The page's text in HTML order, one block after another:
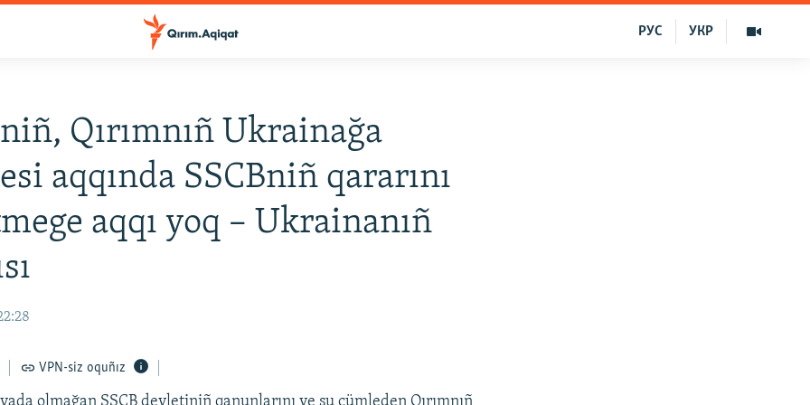
УКР
РУС
Qırımnıñ Ukrainağa
aqqında SSCBniñ qararını
aqqı yoq – Ukrainanıñ
VPN-siz oquñız